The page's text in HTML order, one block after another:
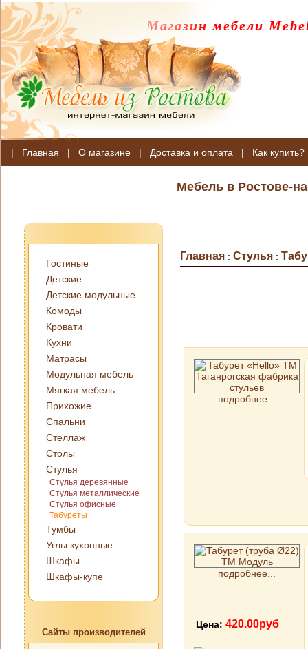
Магазин мебели
| Главная | О магазине | Доставка и оплата | Как купить?
Мебель в Ростове-
Гостиные
Детские
Детские модульные
Комоды
Кровати
Кухни
Матрасы
Модульная мебель
Мягкая мебель
Прихожие
Спальни
Стеллаж
Столы
Стулья
Стулья деревянные
Стулья металлические
Стулья офисные
Табуреты
Тумбы
Углы кухонные
Шкафы
Шкафы-купе
Сайты производителей
Главная : Стулья :
подробнее...
подробнее...
Цена: 420.00руб